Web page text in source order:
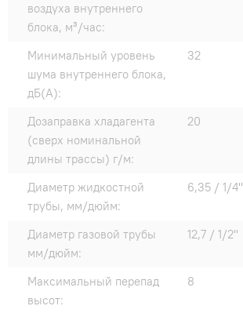
воздуха внутреннего
блока, м³/час:
Минимальный уровень
шума внутреннего блока,
дБ(А):
32
Дозаправка хладагента
(сверх номинальной
длины трассы) г/м:
20
Диаметр жидкостной
трубы, мм/дюйм:
6,35 / 1/4"
Диаметр газовой трубы
мм/дюйм:
12,7 / 1/2"
Максимальный перепад
высот:
8